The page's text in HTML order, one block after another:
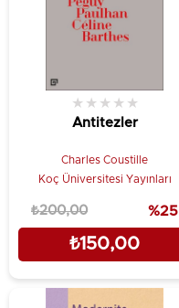
Antitezler
★ ★ ★ ★ ★
Charles Coustille
Koç Üniversitesi Yayınları
₺150,00
₺200,00 %25